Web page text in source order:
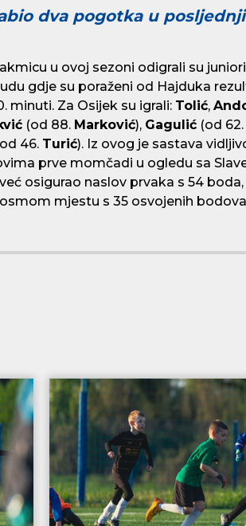
dva pogotka u
u ovoj sezoni odigrali su
gdje su poraženi od Hajduka
minuti. Za Osijek su igrali: Tolić,
(od 88. Marković), Gagulić (od 62.
46. Turić). Iz ovog je sastava
prve momčadi u ogledu sa
osigurao naslov prvaka s 54
mjestu s 35 osvojenih